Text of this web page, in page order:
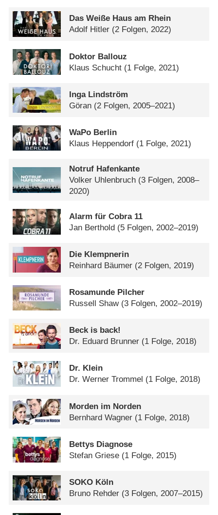
Das Weiße Haus am Rhein
Adolf Hitler (2 Folgen, 2022)
Doktor Ballouz
Klaus Schucht (1 Folge, 2021)
Inga Lindström
Göran (2 Folgen, 2005–2021)
WaPo Berlin
Klaus Heppendorf (1 Folge, 2021)
Notruf Hafenkante
Volker Uhlenbruch (3 Folgen, 2008–
2020)
Alarm für Cobra 11
Jan Berthold (5 Folgen, 2002–2019)
Die Klempnerin
Reinhard Bäumer (2 Folgen, 2019)
Rosamunde Pilcher
Russell Shaw (3 Folgen, 2002–2019)
Beck is back!
Dr. Eduard Brunner (1 Folge, 2018)
Dr. Klein
Dr. Werner Trommel (1 Folge, 2018)
Morden im Norden
Bernhard Wagner (1 Folge, 2018)
Bettys Diagnose
Stefan Griese (1 Folge, 2015)
SOKO Köln
Bruno Rehder (3 Folgen, 2007–2015)